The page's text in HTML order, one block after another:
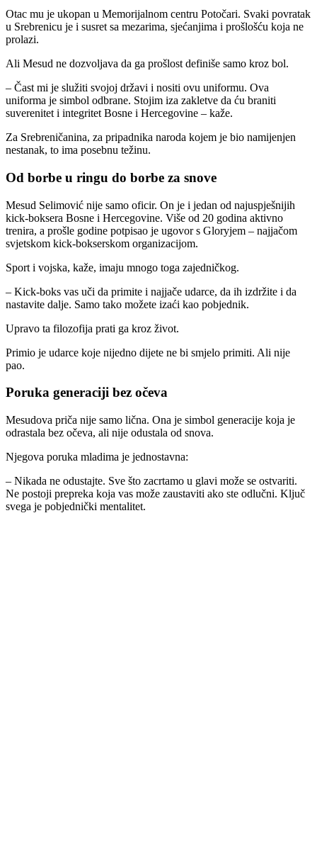
Otac mu je ukopan u Memorijalnom centru Potočari. Svaki povratak
u Srebrenicu je i susret sa mezarima, sjećanjima i prošlošću koja ne
prolazi.
Ali Mesud ne dozvoljava da ga prošlost definiše samo kroz bol.
– Čast mi je služiti svojoj državi i nositi ovu uniformu. Ova
uniforma je simbol odbrane. Stojim iza zakletve da ću braniti
suverenitet i integritet Bosne i Hercegovine – kaže.
Za Srebreničanina, za pripadnika naroda kojem je bio namijenjen
nestanak, to ima posebnu težinu.
Od borbe u ringu do borbe za snove
Mesud Selimović nije samo oficir. On je i jedan od najuspješnijih
kick-boksera Bosne i Hercegovine. Više od 20 godina aktivno
trenira, a prošle godine potpisao je ugovor s Gloryjem – najjačom
svjetskom kick-bokserskom organizacijom.
Sport i vojska, kaže, imaju mnogo toga zajedničkog.
– Kick-boks vas uči da primite i najjače udarce, da ih izdržite i da
nastavite dalje. Samo tako možete izaći kao pobjednik.
Upravo ta filozofija prati ga kroz život.
Primio je udarce koje nijedno dijete ne bi smjelo primiti. Ali nije
pao.
Poruka generaciji bez očeva
Mesudova priča nije samo lična. Ona je simbol generacije koja je
odrastala bez očeva, ali nije odustala od snova.
Njegova poruka mladima je jednostavna:
– Nikada ne odustajte. Sve što zacrtamo u glavi može se ostvariti.
Ne postoji prepreka koja vas može zaustaviti ako ste odlučni. Ključ
svega je pobjednički mentalitet.